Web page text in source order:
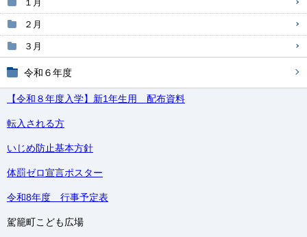
１月
２月
３月
令和６年度
【令和８年度入学】新1年生用 配布資料
転入される方
いじめ防止基本方針
体罰ゼロ宣言ポスター
令和8年度 行事予定表
駕籠町こども広場